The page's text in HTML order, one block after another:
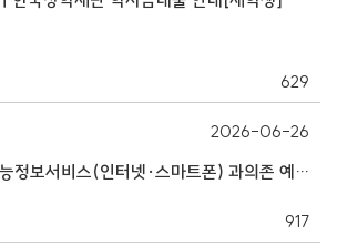
629
[안내] 2026년 지능정보서비스(인터넷·스마트폰) 과의존 예방교육
917
2026-06-26